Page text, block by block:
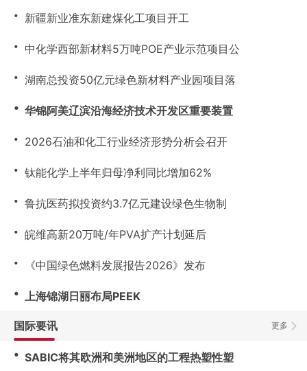
・ 新疆新业准东新建煤化工项目开工
・ 中化学西部新材料5万吨POE产业示范项目公
・ 湖南总投资50亿元绿色新材料产业园项目落
・ 华锦阿美辽滨沿海经济技术开发区重要装置
・ 2026石油和化工行业经济形势分析会召开
・ 钛能化学上半年归母净利同比增加62%
・ 鲁抗医药拟投资约3.7亿元建设绿色生物制
・ 皖维高新20万吨/年PVA扩产计划延后
・ 《中国绿色燃料发展报告2026》发布
・ 上海锦湖日丽布局PEEK
更多
国际要讯
・ SABIC将其欧洲和美洲地区的工程热塑性塑